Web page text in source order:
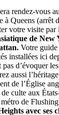
rendez-vous
à Queens (arrêt
votre visite par
de New
Votre
installées ici
d’évoquer
aussi
de l’Église
culte aux
de
avec ses